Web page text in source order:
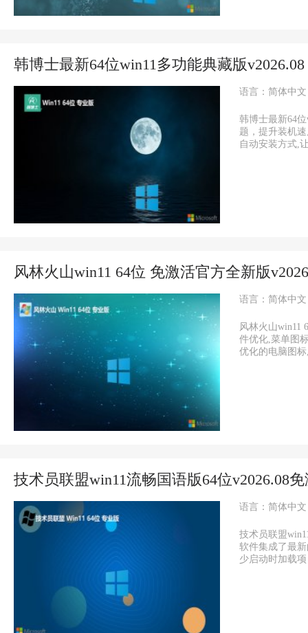
韩博士最新64位win11多功能典藏版v2026.08
语言：简体中文
韩博士最新64
题，提升装机
自动安装方式,
风林火山win11 64位 免激活官方全新版
语言：简体中文
风林火山win11
件优化,菜单图
优化的电脑图
技术员联盟win11流畅国语版64位v2026.08
语言：简体中文
技术员联盟
软件集成了最
少启动时加载